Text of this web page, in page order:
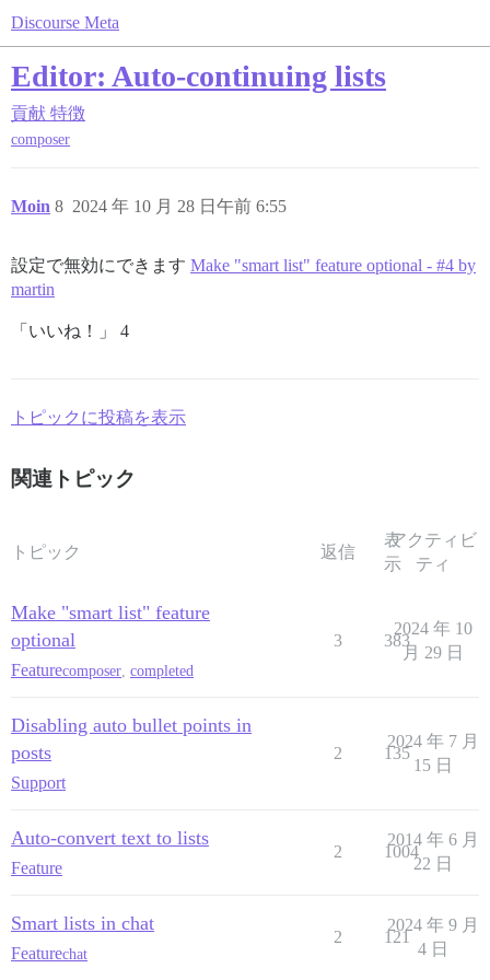
Discourse Meta
Editor: Auto-continuing lists
貢献 特徴
composer
Moin 2024 年 10 月 28 日午前 6:55
8
設定で無効にできます Make "smart list" feature optional - #4 by
martin
「いいね！」 4
トピックに投稿を表示
関連トピック
トピック 返信
表
示
アクティビ
ティ
Make "smart list" feature
optional
Featurecomposer completed
3 383
2024 年 10
月 29 日
Disabling auto bullet points in
posts
Support
2 135
2024 年 7 月
15 日
Auto-convert text to lists
Feature
2 1004
2014 年 6 月
22 日
Smart lists in chat
Featurechat
2 121
2024 年 9 月
4 日